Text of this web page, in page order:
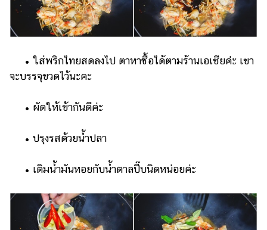
• ใส่พริกไทยสดลงไป ตาหาซื้อได้ตามร้านเอเชียค่ะ เขา
จะบรรจุขวดไว้นะคะ
• ผัดให้เข้ากันดีค่ะ
• ปรุงรสด้วยน้ำปลา
• เติมน้ำมันหอยกับน้ำตาลปี๊บนิดหน่อยค่ะ